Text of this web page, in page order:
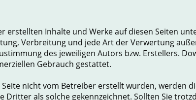
erstellten Inhalte und Werke auf diesen Seiten
Verbreitung und jede Art der Verwertung
des jeweiligen Autors bzw. Erstellers.
Gebrauch gestattet.
nicht vom Betreiber erstellt wurden, werden
Dritter als solche gekennzeichnet. Sollten Sie